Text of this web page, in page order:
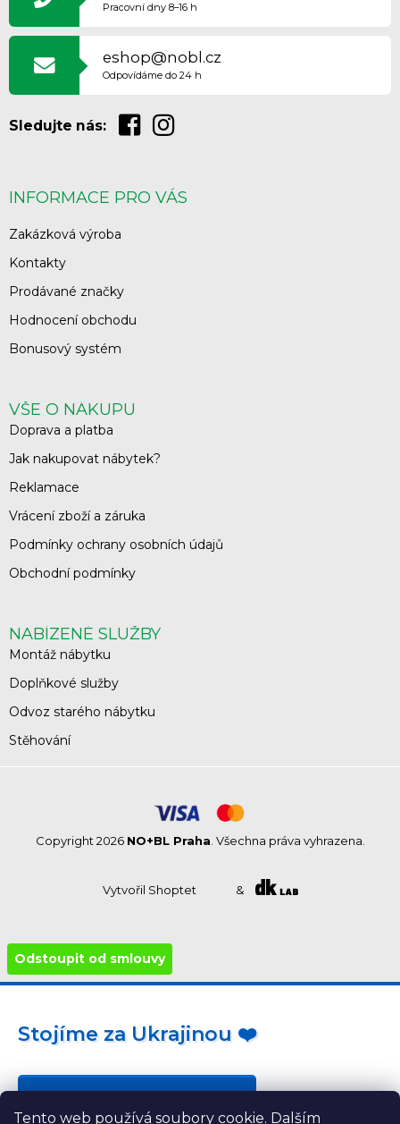
Tento web používá soubory cookie. Dalším
T
Pracovní dny 8–16 h
eshop@nobl.cz
Odpovídáme do 24 h
Sledujte nás:
INFORMACE PRO VÁS
Zakázková výroba
Kontakty
Prodávané značky
Hodnocení obchodu
Bonusový systém
VŠE O NÁKUPU
Doprava a platba
Jak nakupovat nábytek?
Reklamace
Vrácení zboží a záruka
Podmínky ochrany osobních údajů
Obchodní podmínky
NABÍZENÉ SLUŽBY
Montáž nábytku
Doplňkové služby
Odvoz starého nábytku
Stěhování
Vytvořil Shoptet &
Copyright 2026 NO+BL Praha . Všechna práva vyhrazena.
Odstoupit od smlouvy
Stojíme za Ukrajinou ❤️